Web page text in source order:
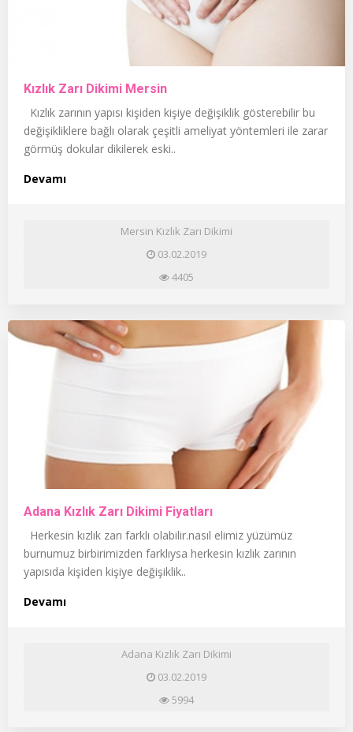
Kızlık Zarı Dikimi Mersin
Kızlık zarının yapısı kişiden kişiye değişiklik gösterebilir bu
değişikliklere bağlı olarak çeşitli ameliyat yöntemleri ile zarar
görmüş dokular dikilerek eski..
Devamı
Mersin Kızlık Zarı Dikimi
03.02.2019
4405
Adana Kızlık Zarı Dikimi Fiyatları
Herkesin kızlık zarı farklı olabilir.nasıl elimiz yüzümüz
burnumuz birbirimizden farklıysa herkesin kızlık zarının
yapısıda kişiden kişiye değişiklik..
Devamı
Adana Kızlık Zarı Dikimi
03.02.2019
5994